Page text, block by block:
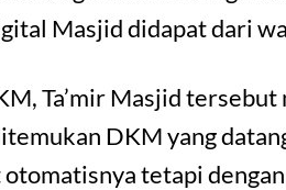
Masjid didapat dari
Ta’mir Masjid
DKM yang
tetapi